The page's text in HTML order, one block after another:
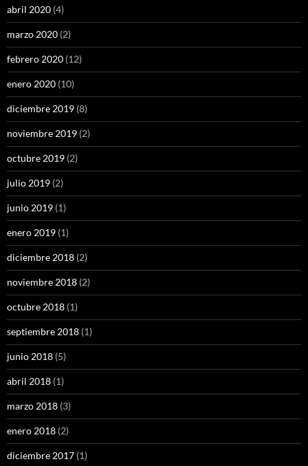
abril 2020 (4)
marzo 2020 (2)
febrero 2020 (12)
enero 2020 (10)
diciembre 2019 (8)
noviembre 2019 (2)
octubre 2019 (2)
julio 2019 (2)
junio 2019 (1)
enero 2019 (1)
diciembre 2018 (2)
noviembre 2018 (2)
octubre 2018 (1)
septiembre 2018 (1)
junio 2018 (5)
abril 2018 (1)
marzo 2018 (3)
enero 2018 (2)
diciembre 2017 (1)